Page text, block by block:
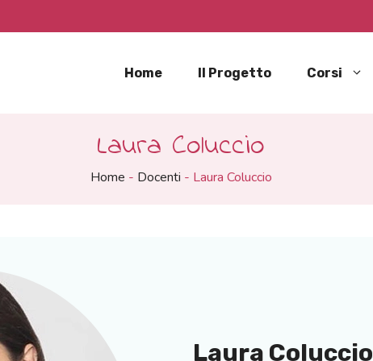
Home Il Progetto Corsi
Laura Coluccio
Home - Docenti - Laura Coluccio
Laura Coluccio